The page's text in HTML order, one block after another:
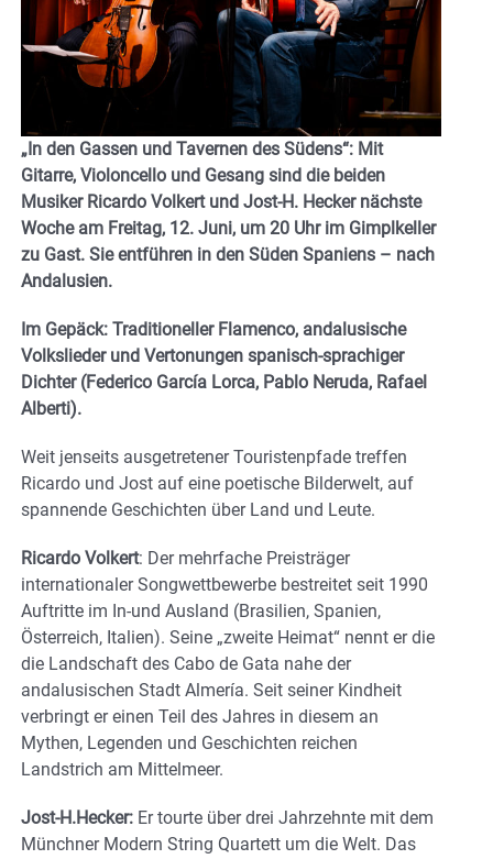
„In den Gassen und Tavernen des Südens“: Mit
Gitarre, Violoncello und Gesang sind die beiden
Musiker Ricardo Volkert und Jost-H. Hecker nächste
Woche am Freitag, 12. Juni, um 20 Uhr im Gimplkeller
zu Gast. Sie entführen in den Süden Spaniens – nach
Andalusien.
Im Gepäck: Traditioneller Flamenco, andalusische
Volkslieder und Vertonungen spanisch-sprachiger
Dichter (Federico García Lorca, Pablo Neruda, Rafael
Alberti).
Weit jenseits ausgetretener Touristenpfade treffen
Ricardo und Jost auf eine poetische Bilderwelt, auf
spannende Geschichten über Land und Leute.
Ricardo Volkert: Der mehrfache Preisträger
internationaler Songwettbewerbe bestreitet seit 1990
Auftritte im In-und Ausland (Brasilien, Spanien,
Österreich, Italien). Seine „zweite Heimat“ nennt er die
die Landschaft des Cabo de Gata nahe der
andalusischen Stadt Almería. Seit seiner Kindheit
verbringt er einen Teil des Jahres in diesem an
Mythen, Legenden und Geschichten reichen
Landstrich am Mittelmeer.
Jost-H.Hecker: Er tourte über drei Jahrzehnte mit dem
Münchner Modern String Quartett um die Welt. Das